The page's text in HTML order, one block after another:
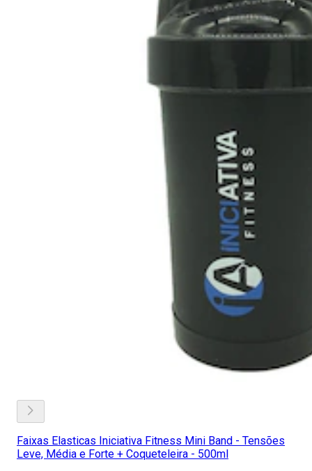
Faixas Elasticas Iniciativa Fitness Mini Band - Tensões
Leve, Média e Forte + Coqueteleira - 500ml